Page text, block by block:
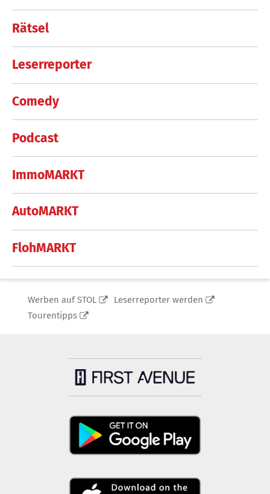
Rätsel
Leserreporter
Comedy
Podcast
ImmoMARKT
AutoMARKT
FlohMARKT
Werben auf STOL
Leserreporter werden
Tourentipps